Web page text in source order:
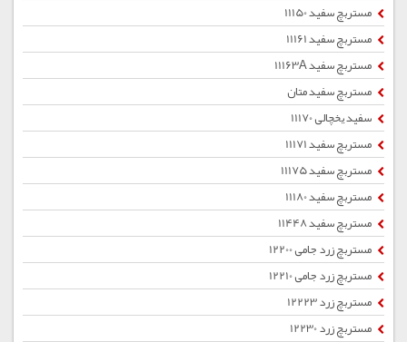
مستربچ سفید 11150
مستربچ سفید 11161
مستربچ سفید 11163A
مستربچ سفید متان
سفید یخچالی 11170
مستربچ سفید 11171
مستربچ سفید 11175
مستربچ سفید 11180
مستربچ سفید 11448
مستربچ زرد جامی 12200
مستربچ زرد جامی 12210
مستربچ زرد 12223
مستربچ زرد 12230